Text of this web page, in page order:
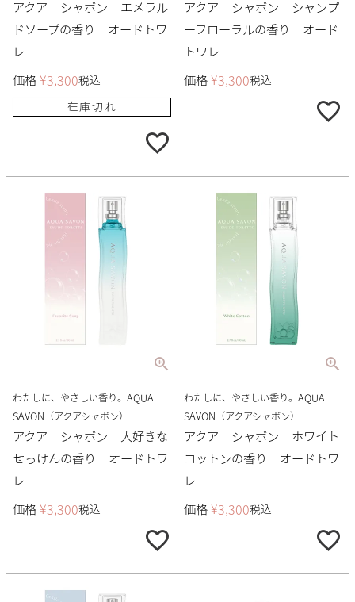
アクア シャボン エメラル
ドソープの香り オードトワ
レ
価格 ¥3,300税込
在庫切れ
アクア シャボン シャンプ
ーフローラルの香り オード
トワレ
価格 ¥3,300税込
わたしに、やさしい香り。AQUA
SAVON（アクアシャボン）
アクア シャボン 大好きな
せっけんの香り オードトワ
レ
価格 ¥3,300税込
わたしに、やさしい香り。AQUA
SAVON（アクアシャボン）
アクア シャボン ホワイト
コットンの香り オードトワ
レ
価格 ¥3,300税込